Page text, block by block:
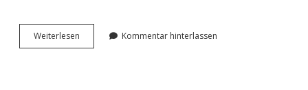
Wei­ter­le­sen
lög­
Kommentar hinterlassen